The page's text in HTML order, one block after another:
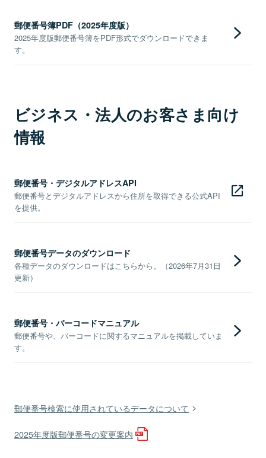
郵便番号簿PDF（2025年度版）
2025年度版郵便番号簿をPDF形式でダウンロードできま
す。
ビジネス・法人のお客さま向け
情報
郵便番号・デジタルアドレスAPI
郵便番号とデジタルアドレスから住所を取得できる公式API
を提供。
郵便番号データのダウンロード
各種データのダウンロードはこちらから。（2026年7月31日
更新）
郵便番号・バーコードマニュアル
郵便番号や、バーコードに関するマニュアルを掲載していま
す。
郵便番号検索に使用されているデータについて
2025年度版郵便番号の変更案内